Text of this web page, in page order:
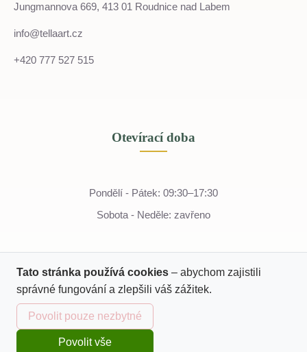
Katalog
Jungmannova 669, 413 01 Roudnice nad Labem
info@tellaart.cz
+420 777 527 515
Otevírací doba
Pondělí - Pátek: 09:30–17:30
Sobota - Neděle: zavřeno
© 2022 - 2026 Tella
Tato stránka používá cookies – abychom zajistili
správné fungování a zlepšili váš zážitek.
Povolit pouze nezbytné
Povolit vše